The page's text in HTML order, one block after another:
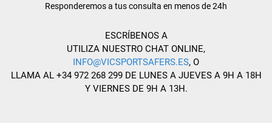
Responderemos a tus consulta en menos de 24h
ESCRÍBENOS A
UTILIZA NUESTRO CHAT ONLINE,
INFO@VICSPORTSAFERS.ES, O
LLAMA AL +34 972 268 299 DE LUNES A JUEVES A 9H A 18H
Y VIERNES DE 9H A 13H.